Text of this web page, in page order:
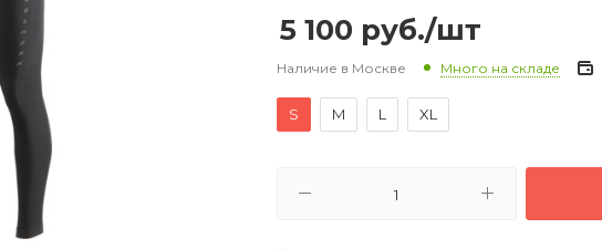
5 100 руб./шт
Наличие в Москве Много на складе
S M L XL